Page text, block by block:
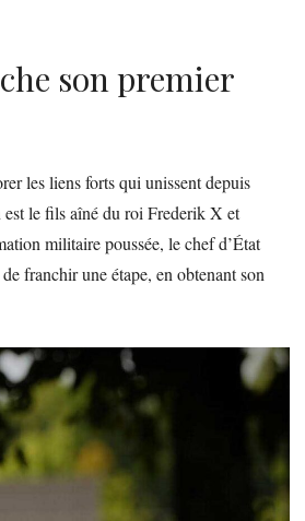
son premier
les liens forts qui unissent depuis
est le fils aîné du roi Frederik X et
militaire poussée, le chef d’État
franchir une étape, en obtenant son